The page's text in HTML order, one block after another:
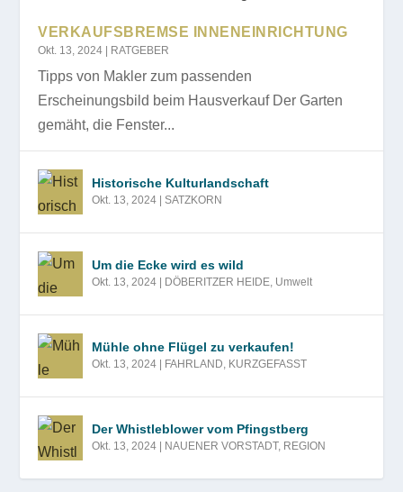
VERKAUFSBREMSE INNENEINRICHTUNG
Okt. 13, 2024 RATGEBER
Tipps von Makler zum passenden
Erscheinungsbild beim Hausverkauf Der Garten
gemäht, die Fenster...
Historische Kulturlandschaft
Okt. 13, 2024 |SATZKORN
Um die Ecke wird es wild
Okt. 13, 2024 DÖBERITZER HEIDE, Umwelt
Mühle ohne Flügel zu verkaufen!
Okt. 13, 2024 FAHRLAND, KURZGEFASST
Der Whistleblower vom Pfingstberg
Okt. 13, 2024 NAUENER VORSTADT, REGION